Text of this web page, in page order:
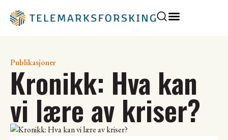
Publikasjoner
Kronikk: Hva kan
vi lære av kriser?